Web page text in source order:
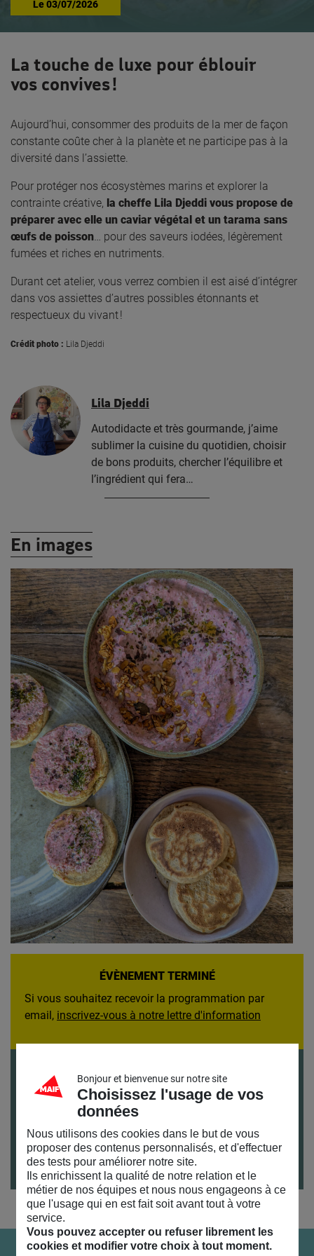
Le03/07/2026
La touche de luxe pour éblouir
vos convives !
Aujourd’hui, consommer des produits de la mer de façon
constante coûte cher à la planète et ne participe pas à la
diversité dans l’assiette.
Pour protéger nos écosystèmes marins et explorer la
contrainte créative, la cheffe Lila Djeddi vous propose de
préparer avec elle un caviar végétal et un tarama sans
œufs de poisson… pour des saveurs iodées, légèrement
fumées et riches en nutriments.
Durant cet atelier, vous verrez combien il est aisé d’intégrer
dans vos assiettes d’autres possibles étonnants et
respectueux du vivant !
Crédit photo : Lila Djeddi
Lila Djeddi
Autodidacte et très gourmande, j’aime
sublimer la cuisine du quotidien, choisir
de bons produits, chercher l’équilibre et
l’ingrédient qui fera…
En images
ÉVÈNEMENT TERMINÉ
Si vous souhaitez recevoir la programmation par
email, inscrivez-vous à notre lettre d'information
Gratuit sur inscription
1h30
Publics
Adultes
Bonjour et bienvenue sur notre site
Choisissez l'usage de vos
données
Nous utilisons des cookies dans le but de vous
proposer des contenus personnalisés, et d'effectuer
des tests pour améliorer notre site.
Ils enrichissent la qualité de notre relation et le
métier de nos équipes et nous nous engageons à ce
que l'usage qui en est fait soit avant tout à votre
service.
Vous pouvez accepter ou refuser librement les
cookies et modifier votre choix à tout moment.